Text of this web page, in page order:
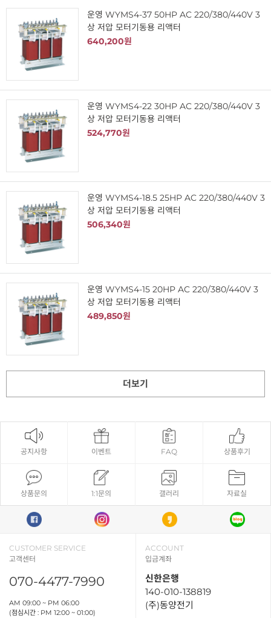
운영 WYMS4-37 50HP AC 220/380/440V 3
상 저압 모터기동용 리액터
640,200원
운영 WYMS4-22 30HP AC 220/380/440V 3
상 저압 모터기동용 리액터
524,770원
운영 WYMS4-18.5 25HP AC 220/380/440V 3
상 저압 모터기동용 리액터
506,340원
운영 WYMS4-15 20HP AC 220/380/440V 3
상 저압 모터기동용 리액터
489,850원
더보기
공지사항 이벤트 FAQ 상품후기
상품문의 1:1문의 갤러리 자료실
CUSTOMER SERVICE
고객센터
070-4477-7990
AM 09:00 ~ PM 06:00
(점심시간 : PM 12:00 ~ 01:00)
ACCOUNT
입금계좌
신한은행
140-010-138819
(주)동양전기